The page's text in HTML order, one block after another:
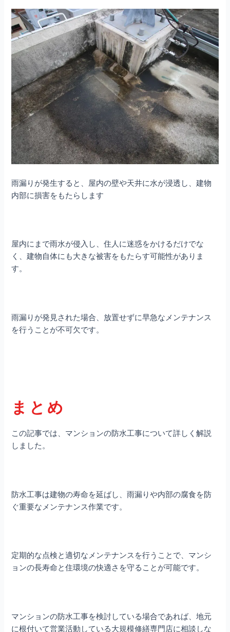
雨漏りが発生すると、屋内の壁や天井に水が浸透し、建物
内部に損害をもたらします
屋内にまで雨水が侵入し、住人に迷惑をかけるだけでな
く、建物自体にも大きな被害をもたらす可能性がありま
す。
雨漏りが発見された場合、放置せずに早急なメンテナンス
を行うことが不可欠です。
まとめ
この記事では、マンションの防水工事について詳しく解説
しました。
防水工事は建物の寿命を延ばし、雨漏りや内部の腐食を防
ぐ重要なメンテナンス作業です。
定期的な点検と適切なメンテナンスを行うことで、マンシ
ョンの長寿命と住環境の快適さを守ることが可能です。
マンションの防水工事を検討している場合であれば、地元
に根付いて営業活動している大規模修繕専門店に相談しな